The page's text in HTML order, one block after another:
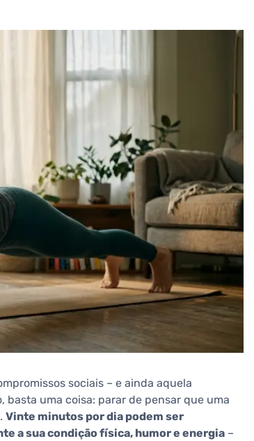
sociais – e ainda aquela
uma coisa: parar de pensar que uma
Vinte minutos por dia podem ser
a sua condição física, humor e energia –